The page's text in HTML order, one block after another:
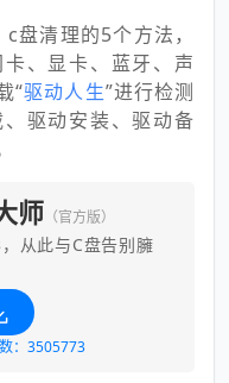
盘清理的5个方法，
、显卡、蓝牙、声
“驱动人生”进行检测
驱动安装、驱动备
师 （官方版）
从此与C盘告别臃
：3505773